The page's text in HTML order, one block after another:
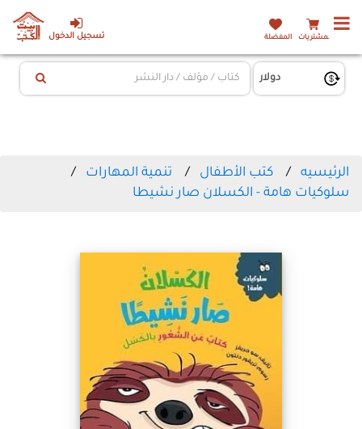
تسجيل الدخول المشتريات المفضلة
الرئيسيه كتب الأطفال
تنمية المهارات
سلوكيات هامة - الكسلان صار نشيطا